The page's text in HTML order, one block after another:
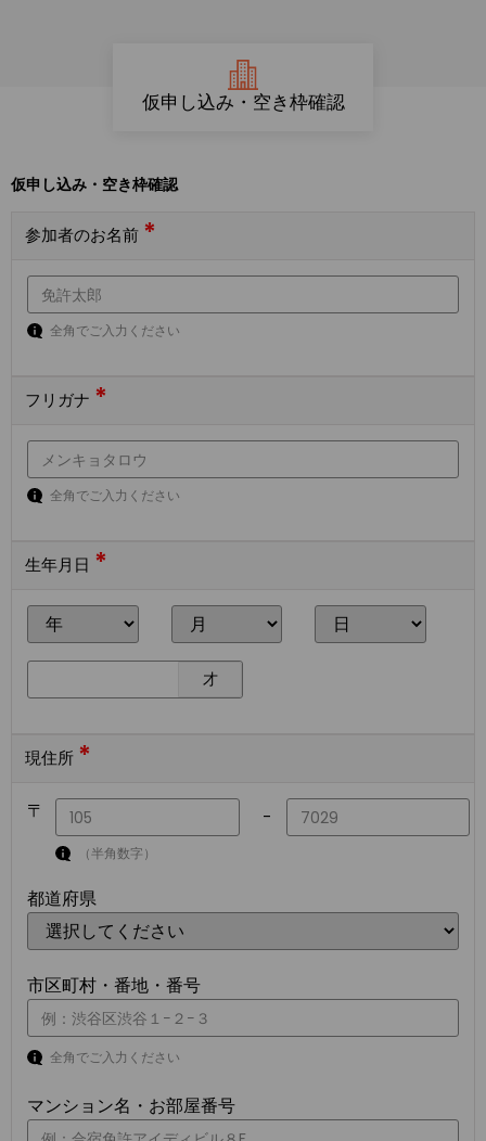
仮申し込み・空き枠確認
仮申し込み・空き枠確認
参加者のお名前 *
全角でご入力ください
フリガナ *
全角でご入力ください
生年月日 *
才
現住所 *
〒 -
（半角数字）
都道府県
市区町村・番地・番号
全角でご入力ください
マンション名・お部屋番号